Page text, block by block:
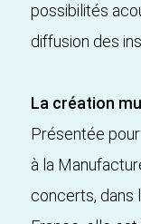
possibilités
diffusion des
La création
Présentée
à la
concerts, dans